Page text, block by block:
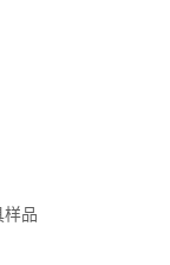
样品